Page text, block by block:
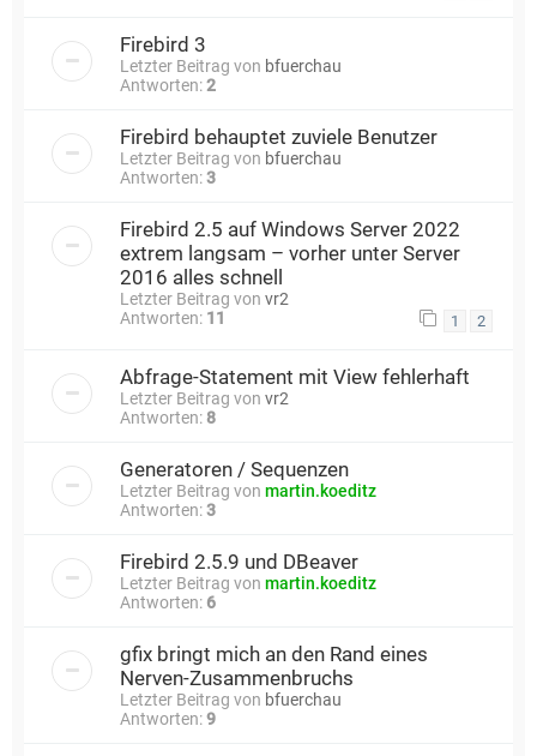
Firebird 3
Letzter Beitrag von bfuerchau
Antworten:2
Firebird behauptet zuviele Benutzer
Letzter Beitrag von bfuerchau
Antworten:3
Firebird 2.5 auf Windows Server 2022
extrem langsam – vorher unter Server
2016 alles schnell
Letzter Beitrag von vr2
Antworten: 11 1 2
Abfrage-Statement mit View fehlerhaft
Letzter Beitrag von vr2
Antworten: 8
Generatoren / Sequenzen
Letzter Beitrag von martin.koeditz
Antworten:3
Firebird 2.5.9 und DBeaver
Letzter Beitrag von martin.koeditz
Antworten: 6
gfix bringt mich an den Rand eines
Nerven-Zusammenbruchs
Letzter Beitrag von bfuerchau
Antworten:9